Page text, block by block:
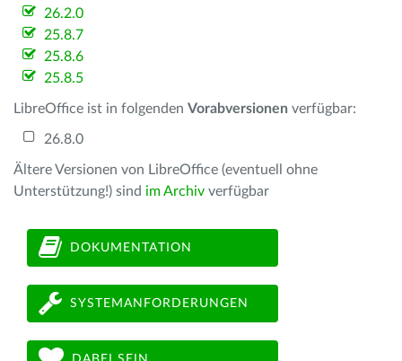
26.2.0
25.8.7
25.8.6
25.8.5
LibreOffice ist in folgenden Vorabversionen verfügbar:
26.8.0
Ältere Versionen von LibreOffice (eventuell ohne
Unterstützung!) sind im Archiv verfügbar
DOKUMENTATION
SYSTEMANFORDERUNGEN